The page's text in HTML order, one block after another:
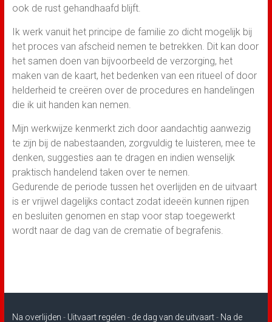
ook de rust gehandhaafd blijft.
Ik werk vanuit het principe de familie zo dicht mogelijk bij
het proces van afscheid nemen te betrekken. Dit kan door
het samen doen van bijvoorbeeld de verzorging, het
maken van de kaart, het bedenken van een ritueel of door
helderheid te creëren over de procedures en handelingen
die ik uit handen kan nemen.
Mijn werkwijze kenmerkt zich door aandachtig aanwezig
te zijn bij de nabestaanden, zorgvuldig te luisteren, mee te
denken, suggesties aan te dragen en indien wenselijk
praktisch handelend taken over te nemen.
Gedurende de periode tussen het overlijden en de uitvaart
is er vrijwel dagelijks contact zodat ideeën kunnen rijpen
en besluiten genomen en stap voor stap toegewerkt
wordt naar de dag van de crematie of begrafenis.
Na overlijden - Uitvaart regelen - de dag van de uitvaart- Na de